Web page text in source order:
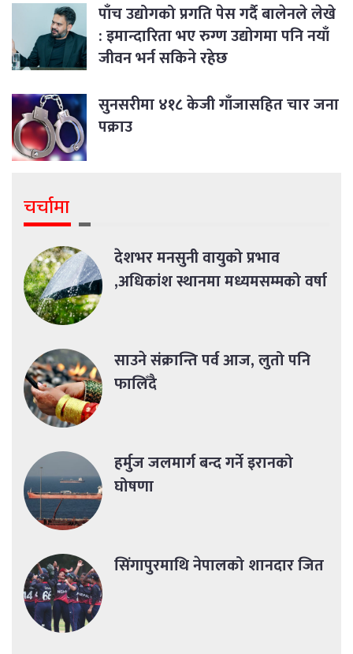
पाँच उद्योगको प्रगति पेस गर्दै बालेनले लेखे
: इमान्दारिता भए रुग्ण उद्योगमा पनि नयाँ
जीवन भर्न सकिने रहेछ
सुनसरीमा ४१८ केजी गाँजासहित चार जना
पक्राउ
चर्चामा
देशभर मनसुनी वायुको प्रभाव
,अधिकांश स्थानमा मध्यमसम्मको वर्षा
साउने संक्रान्ति पर्व आज, लुतो पनि
फालिँदै
हर्मुज जलमार्ग बन्द गर्ने इरानको
घोषणा
सिंगापुरमाथि नेपालको शानदार जित